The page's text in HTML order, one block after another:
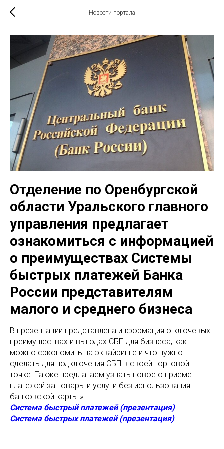
Новости портала
Отделение по Оренбургской
области Уральского главного
управления предлагает
ознакомиться с информацией
о преимуществах Системы
быстрых платежей Банка
России представителям
малого и среднего бизнеса
В презентации представлена информация о ключевых
преимуществах и выгодах СБП для бизнеса, как
можно сэкономить на эквайринге и что нужно
сделать для подключения СБП в своей торговой
точке. Также предлагаем узнать новое о приеме
платежей за товары и услуги без использования
банковской карты.»
Система быстрый платежей (презентация)
Система быстрых платежей (презентация)